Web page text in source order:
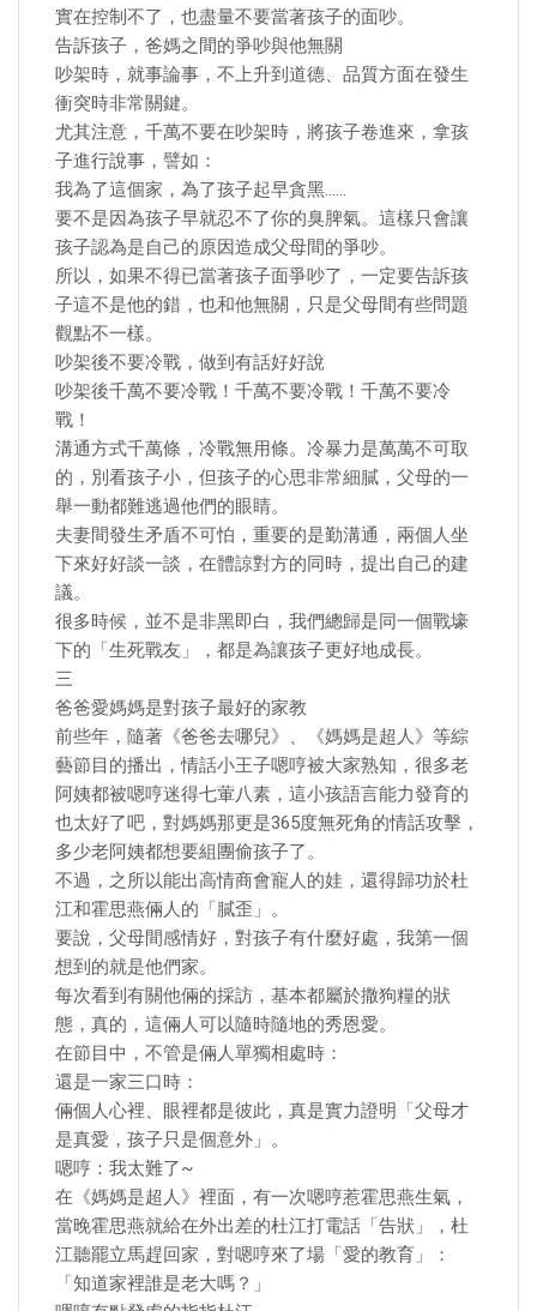
實在控制不了，也盡量不要當著孩子的面吵。
告訴孩子，爸媽之間的爭吵與他無關
吵架時，就事論事，不上升到道德、品質方面在發生
衝突時非常關鍵。
尤其注意，千萬不要在吵架時，將孩子卷進來，拿孩
子進行說事，譬如：
我為了這個家，為了孩子起早貪黑……
要不是因為孩子早就忍不了你的臭脾氣。這樣只會讓
孩子認為是自己的原因造成父母間的爭吵。
所以，如果不得已當著孩子面爭吵了，一定要告訴孩
子這不是他的錯，也和他無關，只是父母間有些問題
觀點不一樣。
吵架後不要冷戰，做到有話好好說
吵架後千萬不要冷戰！千萬不要冷戰！千萬不要冷
戰！
溝通方式千萬條，冷戰無用條。冷暴力是萬萬不可取
的，別看孩子小，但孩子的心思非常細膩，父母的一
舉一動都難逃過他們的眼睛。
夫妻間發生矛盾不可怕，重要的是勤溝通，兩個人坐
下來好好談一談，在體諒對方的同時，提出自己的建
議。
很多時候，並不是非黑即白，我們總歸是同一個戰壕
下的「生死戰友」，都是為讓孩子更好地成長。
三
爸爸愛媽媽是對孩子最好的家教
前些年，隨著《爸爸去哪兒》、《媽媽是超人》等綜
藝節目的播出，情話小王子嗯哼被大家熟知，很多老
阿姨都被嗯哼迷得七葷八素，這小孩語言能力發育的
也太好了吧，對媽媽那更是365度無死角的情話攻擊，
多少老阿姨都想要組團偷孩子了。
不過，之所以能出高情商會寵人的娃，還得歸功於杜
江和霍思燕倆人的「膩歪」。
要說，父母間感情好，對孩子有什麼好處，我第一個
想到的就是他們家。
每次看到有關他倆的採訪，基本都屬於撒狗糧的狀
態，真的，這倆人可以隨時隨地的秀恩愛。
在節目中，不管是倆人單獨相處時：
還是一家三口時：
倆個人心裡、眼裡都是彼此，真是實力證明「父母才
是真愛，孩子只是個意外」。
嗯哼：我太難了~
在《媽媽是超人》裡面，有一次嗯哼惹霍思燕生氣，
當晚霍思燕就給在外出差的杜江打電話「告狀」，杜
江聽罷立馬趕回家，對嗯哼來了場「愛的教育」：
「知道家裡誰是老大嗎？」